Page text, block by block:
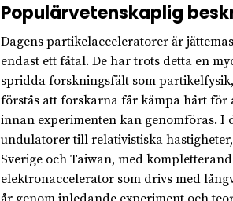
Populärvetenskaplig
Dagens partikelacceleratorer är
endast ett fåtal. De har trots detta en
spridda forskningsfält som
förstås att forskarna får kämpa hårt för
innan experimenten kan genomföras. I
undulatorer till relativistiska
Sverige och Taiwan, med
elektronaccelerator som drivs med